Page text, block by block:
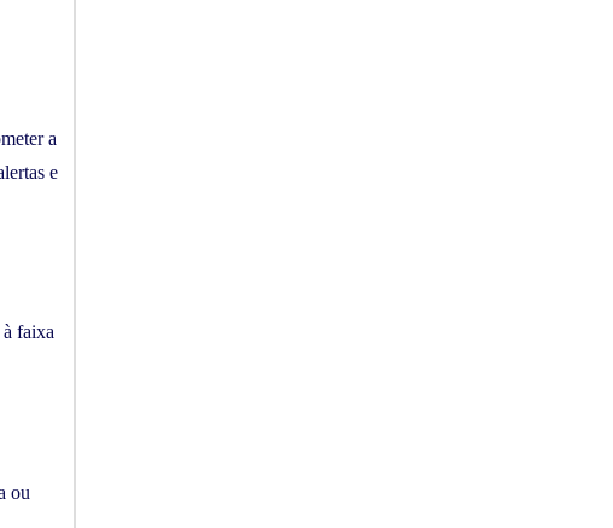
a
e
faixa
ou